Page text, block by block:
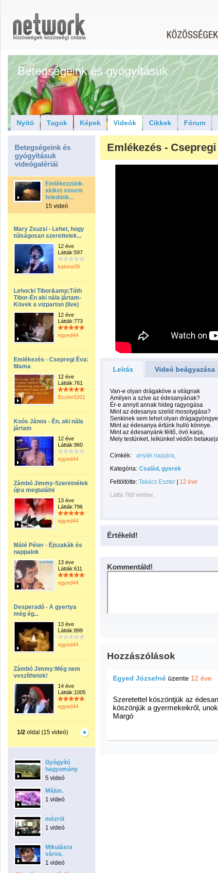
Betegségeink és gyógyításuk
Nyitó Tagok Képek Videók Cikkek Fórum
Betegségeink és
gyógyításuk
videógalériái
Emlékezzünk-
akiket sosem
feledünk...
15 videó
Mary Zsuzsi - Lehet, hogy
túlságosan szerettelek...
12 éve
Látták:597
katona39
Lehocki Tibor&amp;Tóth
Tibor-Én aki nála jártam-
Kövek a vizparton (live)
12 éve
Látták:773
egyed44
Emlékezés - Csepregi Éva:
Mama
12 éve
Látták:761
Eszter5201
Koós János - Én, aki nála
jártam
12 éve
Látták:960
egyed44
Zámbó Jimmy-Szeretnélek
újra megtalálni
13 éve
Látták:796
egyed44
Máté Péter - Éjszakák és
nappalok
13 éve
Látták:611
egyed44
Desperadó - A gyertya
még ég...
13 éve
Látták:899
egyed44
Zámbó Jimmy:Még nem
veszíthetek!
14 éve
Látták:1005
egyed44
1/2oldal (15 videó)
Gyógyító
hagyomány
5 videó
Május.
1 videó
mézröl
1 videó
Mikulásra
várva.
1 videó
Emlékezés -
Leírás Videó beágyazása
Van-e olyan drágaköve a világnak
Amilyen a szíve az édesanyának?
Ér-e annyit annak hideg ragyogása
Mint az édesanya szelíd mosolygása?
Senkinek sem lehet olyan
Mint az édesanya értünk hulló könnye.
Mint az édesanyánk féltő, óvó karja,
Mely testünket, lelkünket védőn
Címkék:
anyák napjára
Kategória: Család, gyerek
Feltöltötte: Takács Eszter
12 éve
Látta 760 ember.
Értékeld!
Kommentáld!
Hozzászólások
Egyed Józsefné üzente 12 éve
Szeretettel köszöntjük az
köszönjük a gyermekeikről,
Margó